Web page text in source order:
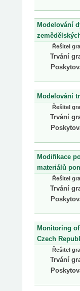
Modelování
Řešitel
Trvání
Modelování
Řešitel
Trvání
Modifikace
materiálů
Řešitel
Trvání
Monitoring
Czech
Řešitel
Trvání